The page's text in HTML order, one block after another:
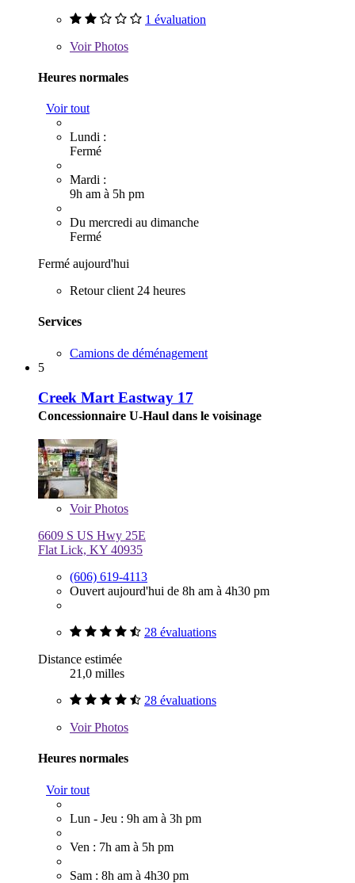
1 évaluation
VoirPhotos
Heures normales
Voir tout
Lundi :
Fermé
Mardi :
9h am à 5h pm
Du mercredi au dimanche
Fermé
Fermé aujourd'hui
Retour client 24 heures
Services
Camions de déménagement
5
Creek Mart Eastway 17
Concessionnaire U-Haul dans le voisinage
VoirPhotos
6609 S US Hwy 25E
Flat Lick, KY 40935
(606) 619-4113
Ouvert aujourd'hui de 8h am à 4h30 pm
28 évaluations
Distance estimée
21,0 milles
28 évaluations
VoirPhotos
Heures normales
Voir tout
Lun - Jeu : 9h am à 3h pm
Ven : 7h am à 5h pm
Sam : 8h am à 4h30 pm